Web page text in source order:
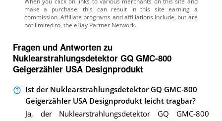
Fragen und Antworten zu
Nuklearstrahlungsdetektor GQ GMC-800
Geigerzähler USA Designprodukt
Ist der Nuklearstrahlungsdetektor GQ GMC-800
Geigerzähler USA Designprodukt leicht tragbar?
Ja, der Nuklearstrahlungsdetektor GQ GMC-800